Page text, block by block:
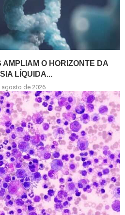
O HORIZONTE DA
LÍQUIDA...
agosto de 2026